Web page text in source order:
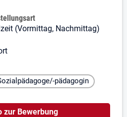
(Vormittag, Nachmittag)
pädagogin
zur Bewerbung